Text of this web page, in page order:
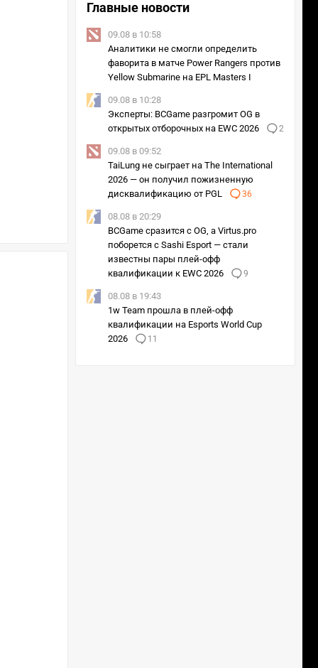
Главные новости
09.08 в 10:58
Аналитики не смогли определить
фаворита в матче Power Rangers против
Yellow Submarine на EPL Masters I
09.08 в 10:28
Эксперты: BCGame разгромит OG в
открытых отборочных на EWC 2026
2
09.08 в 09:52
TaiLung не сыграет на The International
2026 — он получил пожизненную
дисквалификацию от PGL
36
08.08 в 20:29
BCGame сразится с OG, а Virtus.pro
поборется с Sashi Esport — стали
известны пары плей-офф
квалификации к EWC 2026
9
08.08 в 19:43
1w Team прошла в плей-офф
квалификации на Esports World Cup
2026
11